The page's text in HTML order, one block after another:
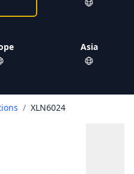
Asia
/ XLN6024